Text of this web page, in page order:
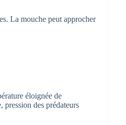
La mouche peut approcher
éloignée de
pression des prédateurs